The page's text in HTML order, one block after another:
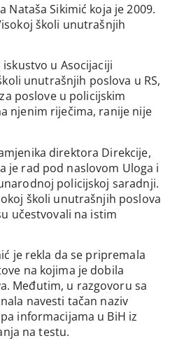
Nataša Sikimić koja je 2009.
školi unutrašnjih
u Asocijaciji
unutrašnjih poslova u RS,
poslove u policijskim
njenim riječima, ranije nije
direktora Direkcije,
je rad pod naslovom Uloga i
policijskoj saradnji.
školi unutrašnjih poslova
učestvovali na istim
je rekla da se pripremala
na kojima je dobila
Međutim, u razgovoru sa
navesti tačan naziv
informacijama u BiH iz
na testu.